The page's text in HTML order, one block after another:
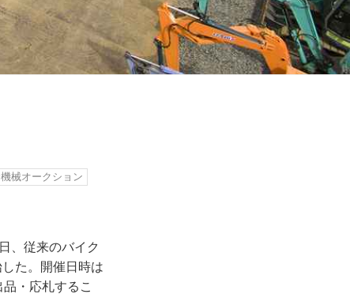
械オークション
、従来のバイク
た。開催日時は
・応札するこ